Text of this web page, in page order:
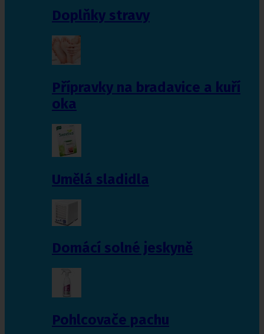
Doplňky stravy
Přípravky na bradavice a kuří
oka
Umělá sladidla
Domácí solné jeskyně
Pohlcovače pachu